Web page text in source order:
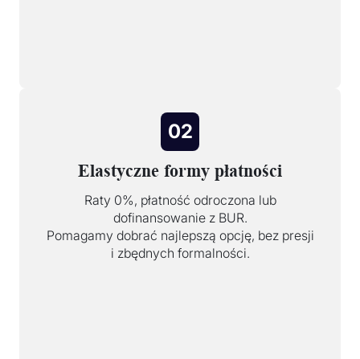
02
Elastyczne formy płatności
Raty 0%, płatność odroczona lub
dofinansowanie z BUR.
Pomagamy dobrać najlepszą opcję, bez presji
i zbędnych formalności.